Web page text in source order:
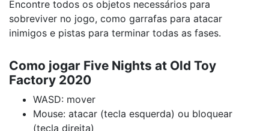
Encontre todos os objetos necessários para
sobreviver no jogo, como garrafas para atacar
inimigos e pistas para terminar todas as fases.
Como jogar Five Nights at Old Toy
Factory 2020
WASD: mover
Mouse: atacar (tecla esquerda) ou bloquear
(tecla direita)